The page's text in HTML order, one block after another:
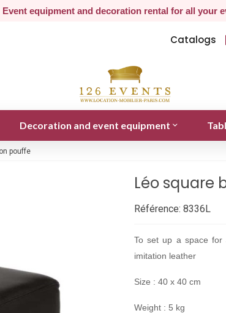
Event equipment and decoration rental for all your
Catalogs
Decoration and event equipment
pouffe
Léo square
Référence: 8336L
To set up a space
imitation leather
Size : 40 x 40 cm
Weight : 5 kg